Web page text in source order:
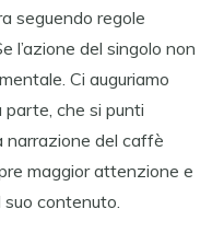
seguendo regole
l’azione del singolo non
Ci auguriamo
parte, che si punti
narrazione del caffè
maggior attenzione e
contenuto.